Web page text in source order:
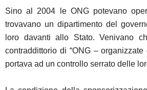
Sino al 2004 le ONG potevano
trovavano un dipartimento del
loro davanti allo Stato. Venivano
contraddittorio di “ONG – organizzate
portava ad un controllo serrato delle